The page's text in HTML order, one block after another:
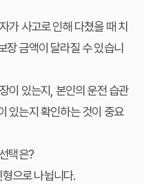
가 사고로 인해 다쳤을 때 치
장 금액이 달라질 수 있습니
이 있는지, 본인의 운전 습관
있는지 확인하는 것이 중요
택은?
으로 나뉩니다.